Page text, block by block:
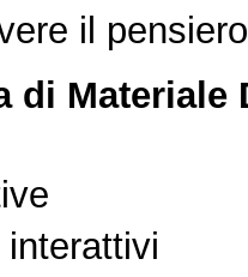
il
di Materiale